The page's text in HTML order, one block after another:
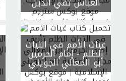
تحميل كتاب قاعدة مختصرة
في وجوب طاعة الله ورسوله
صلى الله عليه وسلم وولاة
الأمور تأليف أحمد بن عبد
الحليم بن عبد السلام بن
تيمية الحراني أبو العباس
غياث الأمم في التياث
الظلم- إمام الحرمين
أبو المعالي الجويني